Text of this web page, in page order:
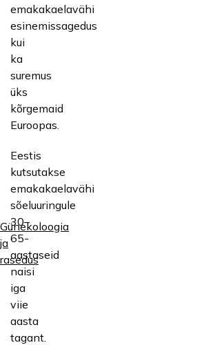
Günekoloogia
ja
rasedus
emakakaelavähi
esinemissagedus
kui
ka
suremus
üks
kõrgemaid
Euroopas.
Eestis
kutsutakse
emakakaelavähi
sõeluuringule
30–
65-
aastaseid
naisi
iga
viie
aasta
tagant.